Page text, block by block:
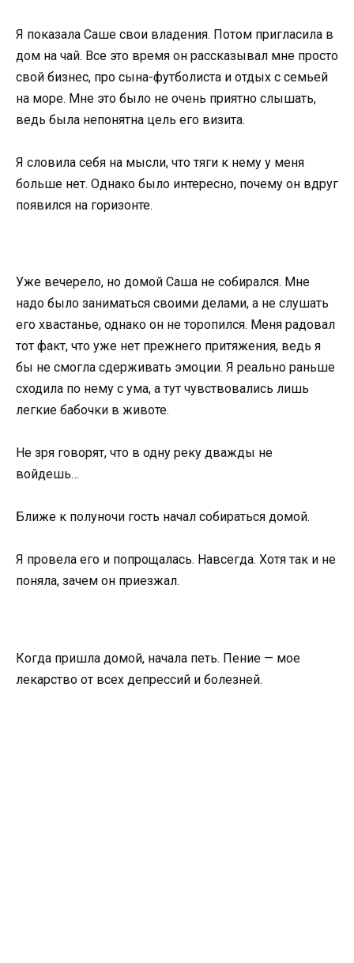
Я показала Саше свои владения. Потом пригласила в
дом на чай. Все это время он рассказывал мне просто
свой бизнес, про сына-футболиста и отдых с семьей
на море. Мне это было не очень приятно слышать,
ведь была непонятна цель его визита.
Я словила себя на мысли, что тяги к нему у меня
больше нет. Однако было интересно, почему он вдруг
появился на горизонте.
Уже вечерело, но домой Саша не собирался. Мне
надо было заниматься своими делами, а не слушать
его хвастанье, однако он не торопился. Меня радовал
тот факт, что уже нет прежнего притяжения, ведь я
бы не смогла сдерживать эмоции. Я реально раньше
сходила по нему с ума, а тут чувствовались лишь
легкие бабочки в животе.
Не зря говорят, что в одну реку дважды не
войдешь…
Ближе к полуночи гость начал собираться домой.
Я провела его и попрощалась. Навсегда. Хотя так и не
поняла, зачем он приезжал.
Когда пришла домой, начала петь. Пение — мое
лекарство от всех депрессий и болезней.